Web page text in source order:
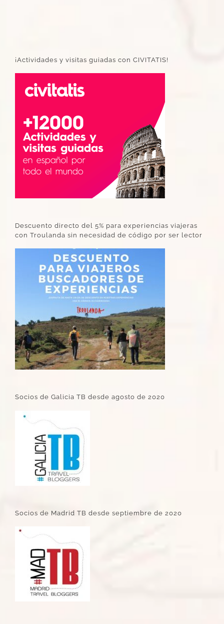
¡Actividades y visitas guiadas con CIVITATIS!
Descuento directo del 5% para experiencias viajeras
con Troulanda sin necesidad de código por ser lector
Socios de Galicia TB desde agosto de 2020
Socios de Madrid TB desde septiembre de 2020